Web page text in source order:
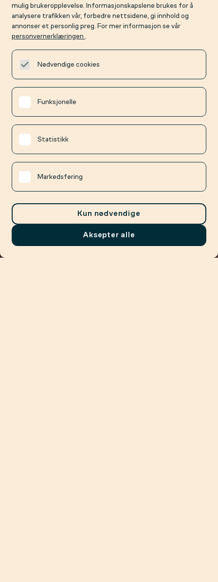
Meny
mulig brukeropplevelse. Informasjonskapslene brukes for å
analysere trafikken vår, forbedre nettsidene, gi innhold og
annonser et personlig preg. For mer informasjon se vår
personvernerklæringen .
Nødvendige cookies
Funksjonelle
Statistikk
Markedsføring
Kun nødvendige
Aksepter alle